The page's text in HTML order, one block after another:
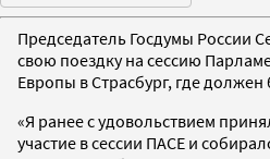
Председатель Госдумы России
свою поездку на сессию
Европы в Страсбург, где
«Я ранее с удовольствием
участие в сессии ПАСЕ и